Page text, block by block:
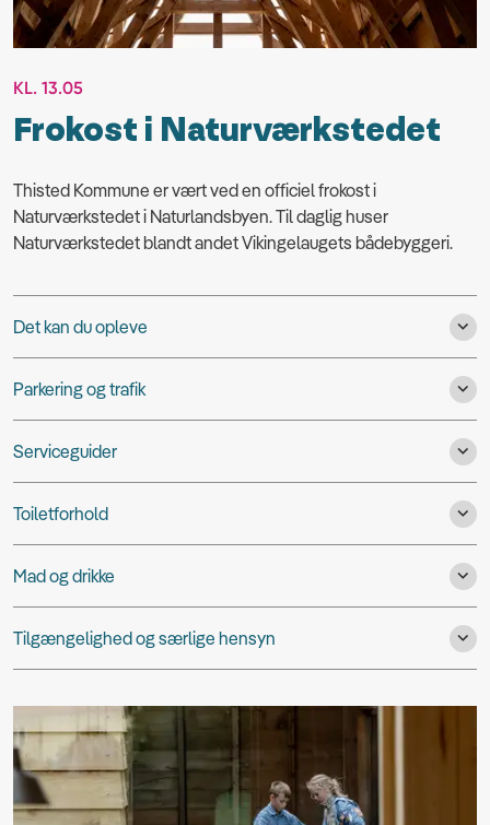
KL. 13.05
Frokost i Naturværkstedet
Thisted Kommune er vært ved en officiel frokost i
Naturværkstedet i Naturlandsbyen. Til daglig huser
Naturværkstedet blandt andet Vikingelaugets bådebyggeri.
Det kan du opleve
Parkering og trafik
Serviceguider
Toiletforhold
Mad og drikke
Tilgængelighed og særlige hensyn